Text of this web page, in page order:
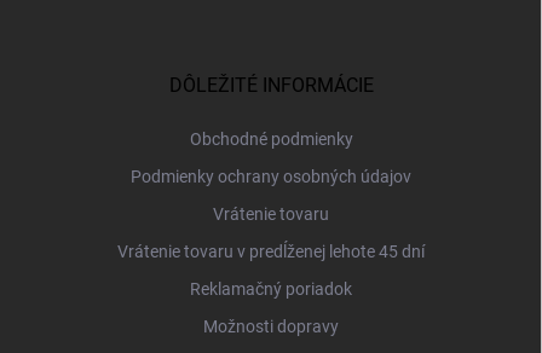
DÔLEŽITÉ INFORMÁCIE
Obchodné podmienky
Podmienky ochrany osobných údajov
Vrátenie tovaru
Vrátenie tovaru v predĺženej lehote 45 dní
Reklamačný poriadok
Možnosti dopravy